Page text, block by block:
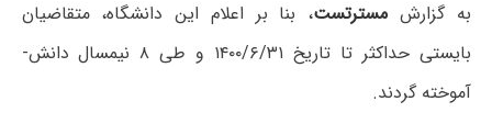
به گزارش مسترتست، بنا بر اعلام این دانشگاه، متقاضیان
بایستی حداکثر تا تاریخ ۱۴۰۰/۶/۳۱ و طی ۸ نیمسال دانش­
آموخته گردند.